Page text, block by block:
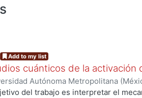
Add to my list
cuánticos de la activación
Autónoma Metropolitana
de Información.,2004-03 )
del trabajo es interpretar el